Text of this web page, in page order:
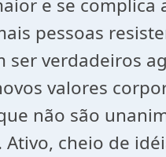
e se
pessoas
ser verdadeiros
valores
não são
cheio de